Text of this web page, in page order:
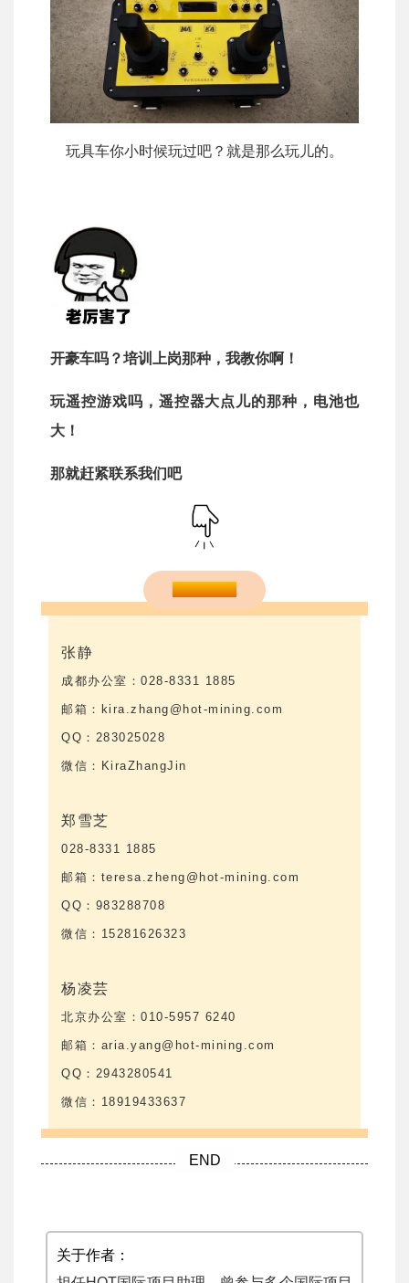
玩具车你小时候玩过吧？就是那么玩儿的。
开豪车吗？培训上岗那种，我教你啊！
玩遥控游戏吗，遥控器大点儿的那种，电池也
大！
那就赶紧联系我们吧
联系方式
张静
成都办公室：028-8331 1885
邮箱：kira.zhang@hot-mining.com
QQ：283025028
微信：KiraZhangJin
郑雪芝
028-8331 1885
邮箱：teresa.zheng@hot-mining.com
QQ：983288708
微信：15281626323
杨凌芸
北京办公室：010-5957 6240
邮箱：aria.yang@hot-mining.com
QQ：2943280541
微信：18919433637
END
关于作者：